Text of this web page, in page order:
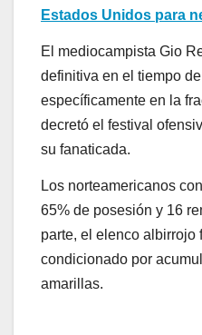
Estados Unidos para
El mediocampista Gio
definitiva en el tiempo
específicamente en la
decretó el festival
su fanaticada.
Los norteamericanos
65% de posesión y 16
parte, el elenco albirrojo
condicionado por
amarillas.